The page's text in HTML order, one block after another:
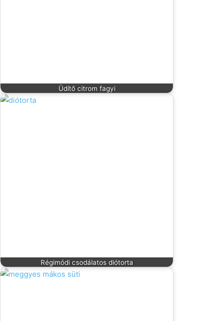
Üdítő citrom fagyi
Régimódi csodálatos diótorta